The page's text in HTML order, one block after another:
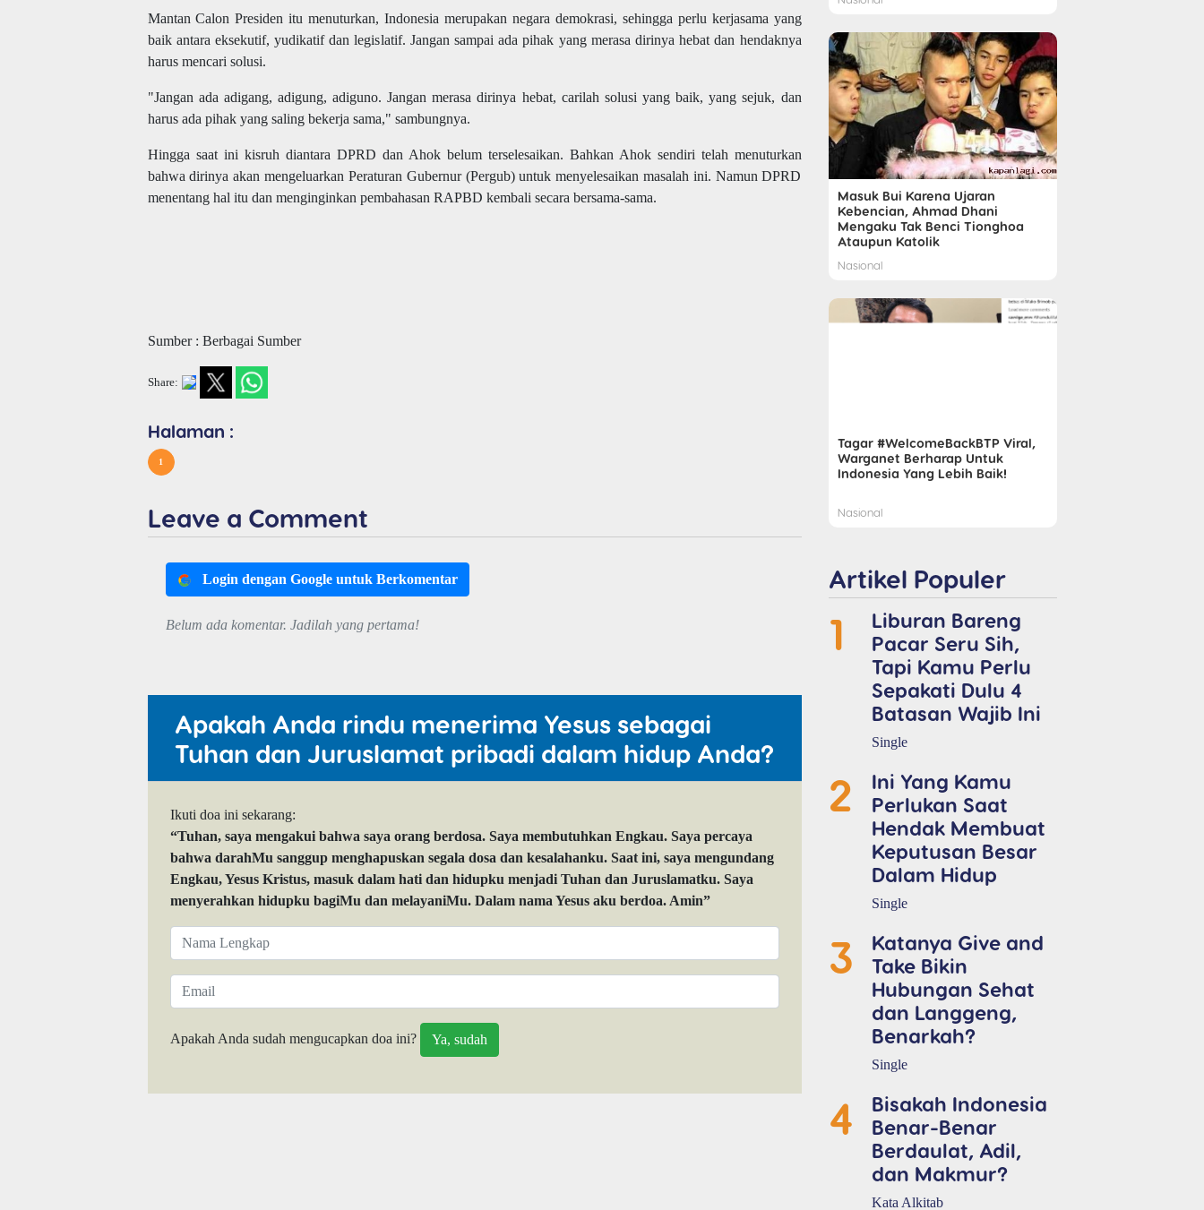
Mantan Calon Presiden itu menuturkan, Indonesia merupakan negara demokrasi, sehingga perlu kerjasama yang
baik antara eksekutif, yudikatif dan legislatif. Jangan sampai ada pihak yang merasa dirinya hebat dan hendaknya
harus mencari solusi.
"Jangan ada adigang, adigung, adiguno. Jangan merasa dirinya hebat, carilah solusi yang baik, yang sejuk, dan
harus ada pihak yang saling bekerja sama," sambungnya.
Hingga saat ini kisruh diantara DPRD dan Ahok belum terselesaikan. Bahkan Ahok sendiri telah menuturkan
bahwa dirinya akan mengeluarkan Peraturan Gubernur (Pergub) untuk menyelesaikan masalah ini. Namun DPRD
menentang hal itu dan menginginkan pembahasan RAPBD kembali secara bersama-sama.
Sumber : Berbagai Sumber
Share:
Halaman :
1
Leave a Comment
Login dengan Google untuk Berkomentar
Belum ada komentar. Jadilah yang pertama!
Apakah Anda rindu menerima Yesus sebagai
Tuhan dan Juruslamat pribadi dalam hidup Anda?
Ikuti doa ini sekarang:
“Tuhan, saya mengakui bahwa saya orang berdosa. Saya membutuhkan Engkau. Saya percaya
bahwa darahMu sanggup menghapuskan segala dosa dan kesalahanku. Saat ini, saya mengundang
Engkau, Yesus Kristus, masuk dalam hati dan hidupku menjadi Tuhan dan Juruslamatku. Saya
menyerahkan hidupku bagiMu dan melayaniMu. Dalam nama Yesus aku berdoa. Amin”
Apakah Anda sudah mengucapkan doa ini?
Masuk Bui Karena Ujaran
Kebencian, Ahmad Dhani
Mengaku Tak Benci Tionghoa
Ataupun Katolik
Nasional
Tagar #WelcomeBackBTP Viral,
Warganet Berharap Untuk
Indonesia Yang Lebih Baik!
Nasional
Artikel Populer
1
Liburan Bareng
Pacar Seru Sih,
Tapi Kamu Perlu
Sepakati Dulu 4
Batasan Wajib Ini
Single
2
Ini Yang Kamu
Perlukan Saat
Hendak Membuat
Keputusan Besar
Dalam Hidup
Single
3
Katanya Give and
Take Bikin
Hubungan Sehat
dan Langgeng,
Benarkah?
Single
4
Bisakah Indonesia
Benar-Benar
Berdaulat, Adil,
dan Makmur?
Kata Alkitab